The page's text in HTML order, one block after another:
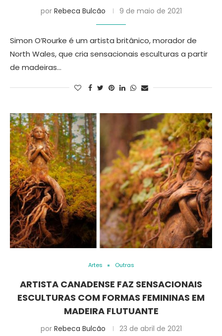
por Rebeca Bulcão 9 de maio de 2021
Simon O’Rourke é um artista britânico, morador de
North Wales, que cria sensacionais esculturas a partir
de madeiras…
Artes Outras
ARTISTA CANADENSE FAZ SENSACIONAIS
ESCULTURAS COM FORMAS FEMININAS EM
MADEIRA FLUTUANTE
por Rebeca Bulcão 23 de abril de 2021